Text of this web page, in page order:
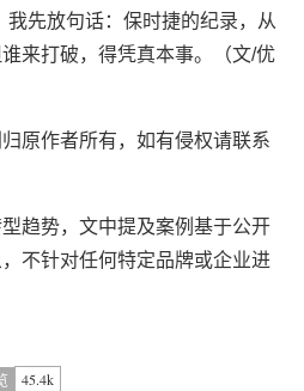
我先放句话：保时捷的纪录，从
来打破，得凭真本事。（文/优
原作者所有，如有侵权请联系
趋势，文中提及案例基于公开
不针对任何特定品牌或企业进
45.4k